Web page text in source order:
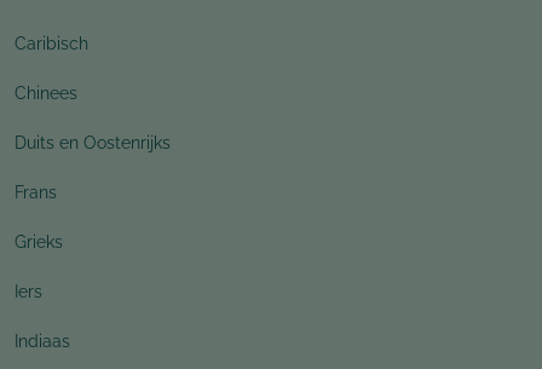
Caribisch
Chinees
Duits en Oostenrijks
Frans
Grieks
Iers
Indiaas